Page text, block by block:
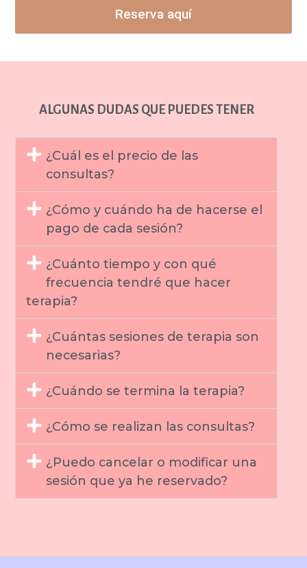
Reserva aquí
ALGUNAS DUDAS QUE PUEDES TENER
¿Cuál es el precio de las
consultas?
¿Cómo y cuándo ha de hacerse el
pago de cada sesión?
¿Cuánto tiempo y con qué
frecuencia tendré que hacer
terapia?
¿Cuántas sesiones de terapia son
necesarias?
¿Cuándo se termina la terapia?
¿Cómo se realizan las consultas?
¿Puedo cancelar o modificar una
sesión que ya he reservado?